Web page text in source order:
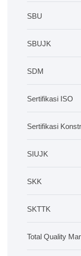
SBU
SBUJK
SDM
Sertifikasi ISO
Sertifikasi
SIUJK
SKK
SKTTK
Total Quality